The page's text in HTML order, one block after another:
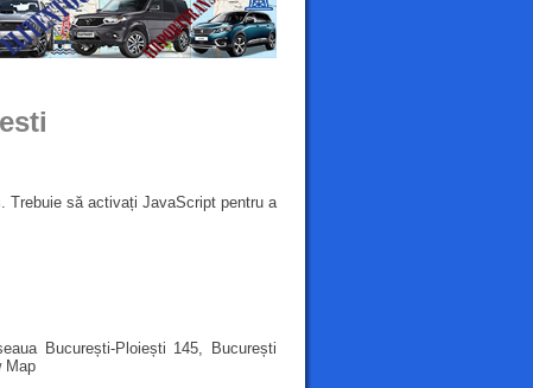
Trebuie să activați JavaScript pentru a
București-Ploiești 145, București
Map